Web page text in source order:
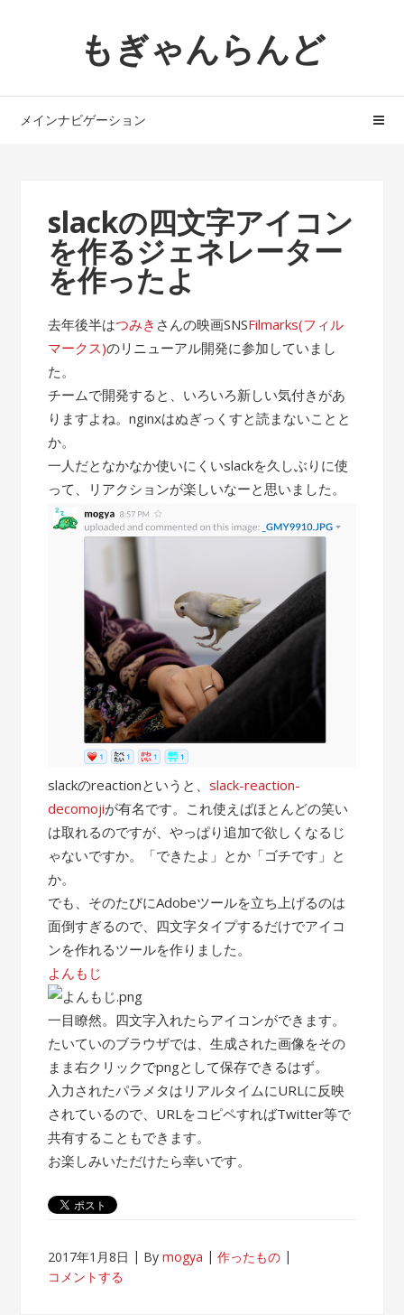
ョ
へ
もぎゃんらんど
メインナビゲーション
slackの四文字アイコン
を作るジェネレーター
を作ったよ
去年後半はつみき さんの映画SNSFilmarks(フィル
マークス)のリニューアル開発に参加していまし
た。
チームで開発すると、いろいろ新しい気付きがあ
りますよね。nginxはぬぎっくすと読まないことと
か。
一人だとなかなか使いにくいslackを久しぶりに使
って、リアクションが楽しいなーと思いました。
slackのreactionというと、slack-reaction-
decomojiが有名です。これ使えばほとんどの笑い
は取れるのですが、やっぱり追加で欲しくなるじ
ゃないですか。「できたよ」とか「ゴチです」と
か。
でも、そのたびにAdobeツールを立ち上げるのは
面倒すぎるので、四文字タイプするだけでアイコ
ンを作れるツールを作りました。
よんもじ
一目瞭然。四文字入れたらアイコンができます。
たいていのブラウザでは、生成された画像をその
まま右クリックでpngとして保存できるはず。
入力されたパラメタはリアルタイムにURLに反映
されているので、URLをコピペすればTwitter等で
共有することもできます。
お楽しみいただけたら幸いです。
2017年1月8日 Bymogya
作ったもの
コメントする